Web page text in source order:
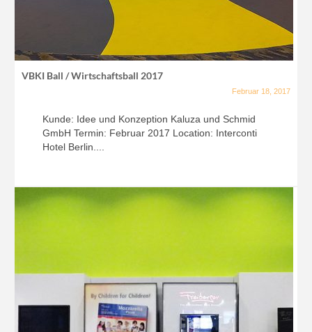
VBKI Ball / Wirtschaftsball 2017
Februar 18, 2017
Kunde: Idee und Konzeption Kaluza und Schmid
GmbH Termin: Februar 2017 Location: Interconti
Hotel Berlin....